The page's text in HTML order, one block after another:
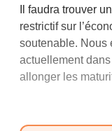
Il faudra trouver
restrictif sur
soutenable. Nous
actuellement
allonger les